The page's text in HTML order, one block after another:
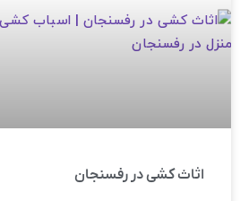
اثاث کشی در رفسنجان